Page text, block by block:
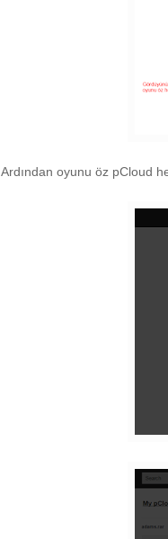
Ardından oyunu öz pCloud